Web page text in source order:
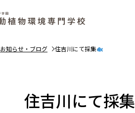
お知らせ・ブログ 住吉川にて採集
住吉川にて採集